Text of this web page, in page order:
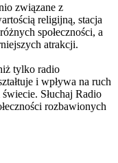
związane z
religijną, stacja
społeczności, a
atrakcji.
tylko radio
i wpływa na ruch
Słuchaj Radio
rozbawionych